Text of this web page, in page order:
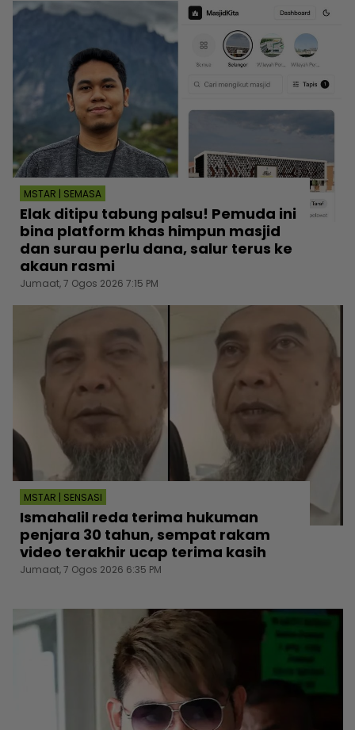
MSTAR | SEMASA
Elak ditipu tabung palsu! Pemuda ini
bina platform khas himpun masjid
dan surau perlu dana, salur terus ke
akaun rasmi
Jumaat, 7 Ogos 2026 7:15 PM
MSTAR | SENSASI
Ismahalil reda terima hukuman
penjara 30 tahun, sempat rakam
video terakhir ucap terima kasih
Jumaat, 7 Ogos 2026 6:35 PM